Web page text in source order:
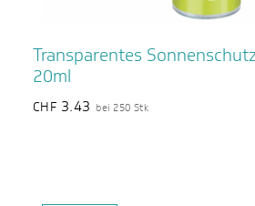
Transparentes
20ml
CHF 3.43 bei 250 Stk